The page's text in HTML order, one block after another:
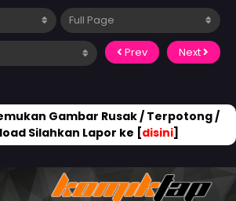
Prev Next
Gambar Rusak / Terpotong /
Silahkan Lapor ke [disini]